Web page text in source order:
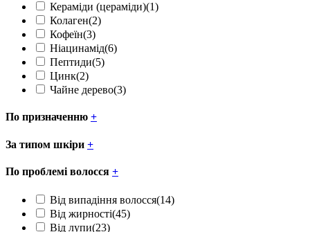
Кераміди (цераміди)(1)
Колаген(2)
Кофеїн(3)
Ніацинамід(6)
Пептиди(5)
Цинк(2)
Чайне дерево(3)
По призначенню +
За типом шкіри +
По проблемі волосся +
Від випадіння волосся(14)
Від жирності(45)
Від лупи(23)